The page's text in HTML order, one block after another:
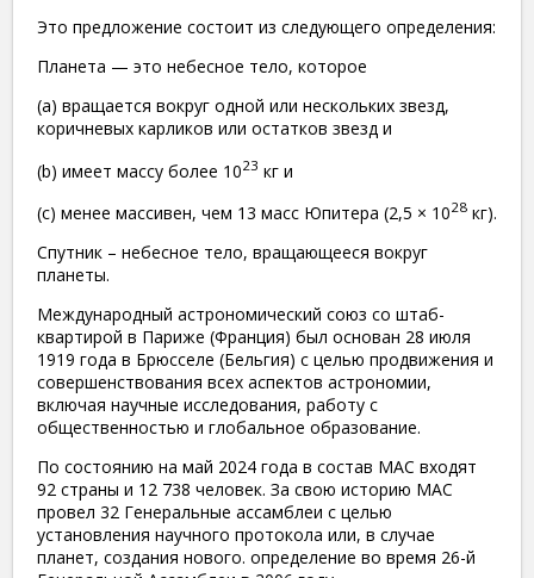
Это предложение состоит из следующего определения:
Планета — это небесное тело, которое
(a) вращается вокруг одной или нескольких звезд,
коричневых карликов или остатков звезд и
(b) имеет массу более 1023 кг и
(c) менее массивен, чем 13 масс Юпитера (2,5 × 1028 кг).
Спутник – небесное тело, вращающееся вокруг
планеты.
Международный астрономический союз со штаб-
квартирой в Париже (Франция) был основан 28 июля
1919 года в Брюсселе (Бельгия) с целью продвижения и
совершенствования всех аспектов астрономии,
включая научные исследования, работу с
общественностью и глобальное образование.
По состоянию на май 2024 года в состав МАС входят
92 страны и 12 738 человек. За свою историю МАС
провел 32 Генеральные ассамблеи с целью
установления научного протокола или, в случае
планет, создания нового. определение во время 26-й